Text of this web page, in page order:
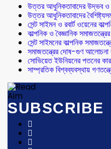
উত্তর আধুনিকতাবাদের উদ্ভব
উত্তর আধুনিকতাবাদের
সেন্ট সাইমন ও রবার্ট ওয়েনের
কাল্পনিক ও বৈজ্ঞানিক
সেন্ট সাইমনের কাল্পনিক
সমাজতন্ত্রের দোষ-গুণ আলোচনা
সোভিয়েত ইউনিয়নের পতনের
সাম্প্রতিক বিশ্বব্যবস্থায়
SUBSCRIBE